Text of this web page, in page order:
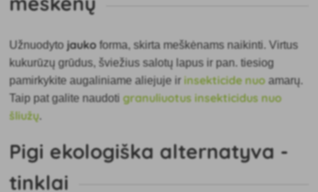
Užnuodyto jaukoforma, skirta meškėnams naikinti. Virtus
kukurūzų grūdus, šviežius salotų lapus ir pan. tiesiog
pamirkykite augaliniame aliejuje irinsekticide nuo amarų.
Taip pat galite naudotigranuliuotus insekticidus nuo
šliužų.
Pigi ekologiška alternatyva -
tinklai